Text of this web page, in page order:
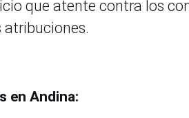
que atente contra los
atribuciones.
en Andina: